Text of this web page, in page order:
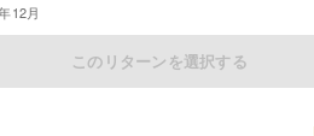
12月
このリターンを選択する